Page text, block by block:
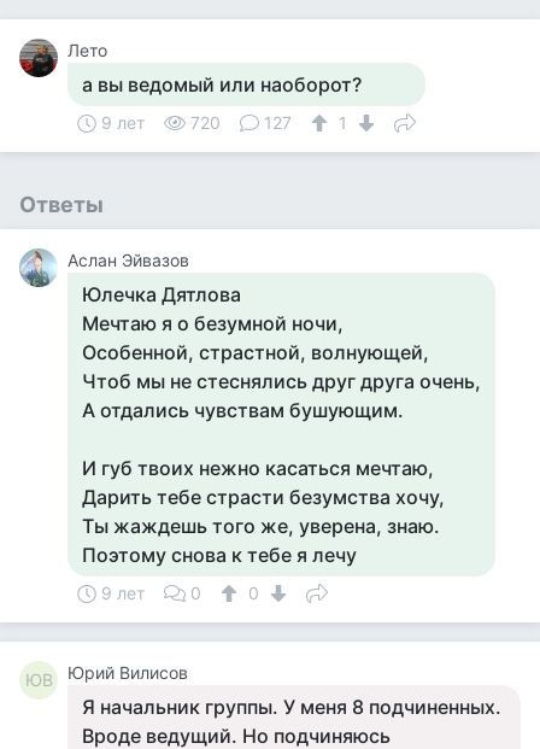
Лето
а вы ведомый или наоборот?
9 лет 720 127 1
Ответы
Аслан Эйвазов
Юлечка Дятлова
Мечтаю я о безумной ночи,
Особенной, страстной, волнующей,
Чтоб мы не стеснялись друг друга очень,
А отдались чувствам бушующим.
И губ твоих нежно касаться мечтаю,
Дарить тебе страсти безумства хочу,
Ты жаждешь того же, уверена, знаю.
Поэтому снова к тебе я лечу
9 лет 0 0
ЮВ Юрий Вилисов
Я начальник группы. У меня 8 подчиненных.
Вроде ведущий. Но подчиняюсь